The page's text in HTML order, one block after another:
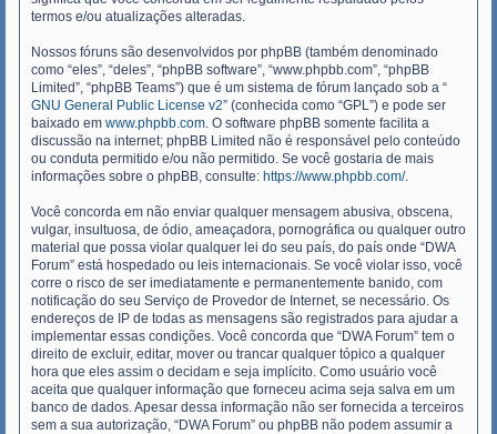
termos e/ou atualizações alteradas.
Nossos fóruns são desenvolvidos por phpBB (também denominado
como “eles”, “deles”, “phpBB software”, “www.phpbb.com”, “phpBB
Limited”, “phpBB Teams”) que é um sistema de fórum lançado sob a “
GNU General Public License v2” (conhecida como “GPL”) e pode ser
baixado em www.phpbb.com. O software phpBB somente facilita a
discussão na internet; phpBB Limited não é responsável pelo conteúdo
ou conduta permitido e/ou não permitido. Se você gostaria de mais
informações sobre o phpBB, consulte: https://www.phpbb.com/.
Você concorda em não enviar qualquer mensagem abusiva, obscena,
vulgar, insultuosa, de ódio, ameaçadora, pornográfica ou qualquer outro
material que possa violar qualquer lei do seu país, do país onde “DWA
Forum” está hospedado ou leis internacionais. Se você violar isso, você
corre o risco de ser imediatamente e permanentemente banido, com
notificação do seu Serviço de Provedor de Internet, se necessário. Os
endereços de IP de todas as mensagens são registrados para ajudar a
implementar essas condições. Você concorda que “DWA Forum” tem o
direito de excluir, editar, mover ou trancar qualquer tópico a qualquer
hora que eles assim o decidam e seja implícito. Como usuário você
aceita que qualquer informação que forneceu acima seja salva em um
banco de dados. Apesar dessa informação não ser fornecida a terceiros
sem a sua autorização, “DWA Forum” ou phpBB não podem assumir a